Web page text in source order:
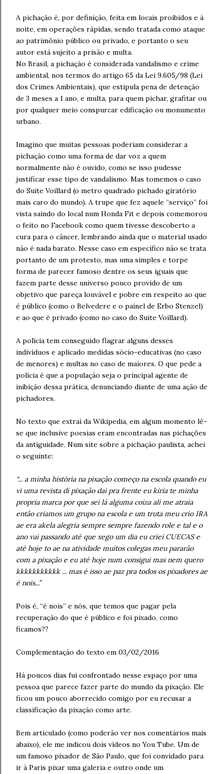
A pichação é, por definição, feita em locais proibidos e à
noite, em operações rápidas, sendo tratada como ataque
ao patrimônio público ou privado, e portanto o seu
autor está sujeito a prisão e multa.
No Brasil, a pichação é considerada vandalismo e crime
ambiental, nos termos do artigo 65 da Lei 9.605/98 (Lei
dos Crimes Ambientais), que estipula pena de detenção
de 3 meses a 1 ano, e multa, para quem pichar, grafitar ou
por qualquer meio conspurcar edificação ou monumento
urbano.
Imagino que muitas pessoas poderiam considerar a
pichação como uma forma de dar voz a quem
normalmente não é ouvido, como se isso pudesse
justificar esse tipo de vandalismo. Mas tomemos o caso
do Suite Voillard (o metro quadrado pichado giratório
mais caro do mundo). A trupe que fez aquele “serviço” foi
vista saindo do local num Honda Fit e depois comemorou
o feito no Facebook como quem tivesse descoberto a
cura para o câncer, lembrando ainda que o material usado
não é nada barato. Nesse caso em específico não se trata
portanto de um protesto, mas uma simples e torpe
forma de parecer famoso dentre os seus iguais que
fazem parte desse universo pouco provido de um
objetivo que pareça louvável e pobre em respeito ao que
é público (como o Belvedere e o painel de Erbo Stenzel)
e ao que é privado (como no caso do Suite Voillard).
A polícia tem conseguido flagrar alguns desses
indivíduos e aplicado medidas sócio-educativas (no caso
de menores) e multas no caso de maiores. O que pede a
polícia é que a população seja o principal agente de
inibição dessa prática, denunciando diante de uma ação de
pichadores.
No texto que extraí da Wikipedia, em algum momento lê-
se que inclusive poesias eram encontradas nas pichações
da antiguidade. Num site sobre a pichação paulista, achei
o seguinte:
“... a minha história na pixação começo na escola quando eu
vi uma revista di pixação dai pra frente eu kiria te minha
propria marca por que sei lá alguma coiza ali me atraia
então criamos um grupo na escola e um truta meu crio IRA
ae era akela alegria sempre sempre fazendo role e tal e o
ano vai passando até que xego um dia eu criei CUECAS e
até hoje to ae na atividade muitos colegas meu pararão
com a pixação e eu até hoje num consigui mas nem quero
kkkkkkkkkkk ... mas é isso ae paz pra todos os pixadores ae
é nois...”
Pois é, “é nois” e nós, que temos que pagar pela
recuperação do que é público e foi pixado, como
ficamos??
Complementação do texto em 03/02/2016
Há poucos dias fui confrontado nesse espaço por uma
pessoa que parece fazer parte do mundo da pixação. Ele
ficou um pouco aborrecido comigo por eu recusar a
classificação da pixação como arte.
Bem articulado (como poderão ver nos comentários mais
abaixo), ele me indicou dois vídeos no You Tube. Um de
um famoso pixador de São Paulo, que foi convidado para
ir à Paris pixar uma galeria e outro onde um